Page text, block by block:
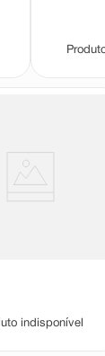
28 Comprimidos
indisponível